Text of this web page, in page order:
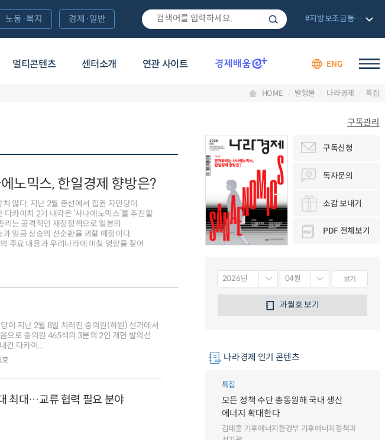
멀티콘텐츠 센터소개 연관 사이트 ENG
노동·복지 경제·일반 #지방보조금통합관리망
HOME 발행물 나라경제 특집
노믹스, 한일경제 향방은?
않다. 지난 2월 총선에서 집권 자민당이
카이치 2기 내각은 ‘사나에노믹스’를 추진할
리는 공격적인 재정정책으로 일본의
임금 상승의 선순환을 꾀할 예정이다.
주요 내용과 우리나라에 미칠 영향을 짚어
이 지난 2월 8일 치러진 중의원(하원) 선거에서
으로 중의원 465석의 3분의 2인 개헌 발의선
건 다카이...
최대…교류 협력 필요 분야
구독관리
구독신청
독자문의
소감 보내기
PDF 전체보기
보기
과월호 보기
나라경제 인기 콘텐츠
특집
모든 정책 수단 총동원해 국내 생산
에너지 확대한다
김태훈 기후에너지환경부 기후에너지정책과